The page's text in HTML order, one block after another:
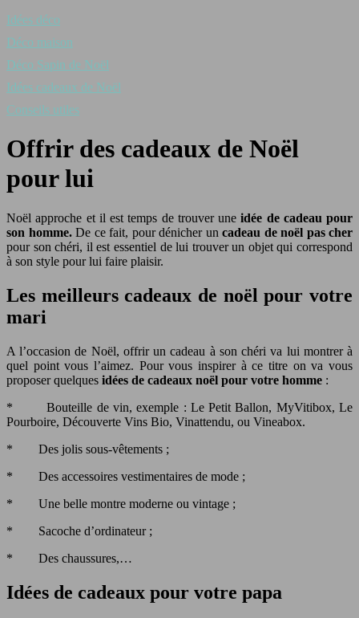
Idées déco
Déco maison
Déco Sapin de Noël
Idées cadeaux de Noël
Conseils utiles
Offrir des cadeaux de Noël
pour lui
Noël approche et il est temps de trouver uneidée de cadeau pour
son homme. De ce fait, pour dénicher un cadeau de noël pas cher
pour son chéri, il est essentiel de lui trouver un objet qui correspond
à son style pour lui faire plaisir.
Les meilleurs cadeaux de noël pour votre
mari
A l’occasion de Noël, offrir un cadeau à son chéri va lui montrer à
quel point vous l’aimez. Pour vous inspirer à ce titre on va vous
proposer quelques idées de cadeaux noël pour votre homme :
* Bouteille de vin, exemple : Le Petit Ballon, MyVitibox, Le
Pourboire, Découverte Vins Bio, Vinattendu, ou Vineabox.
* Des jolis sous-vêtements ;
* Des accessoires vestimentaires de mode ;
* Une belle montre moderne ou vintage ;
* Sacoche d’ordinateur ;
* Des chaussures,…
Idées de cadeaux pour votre papa